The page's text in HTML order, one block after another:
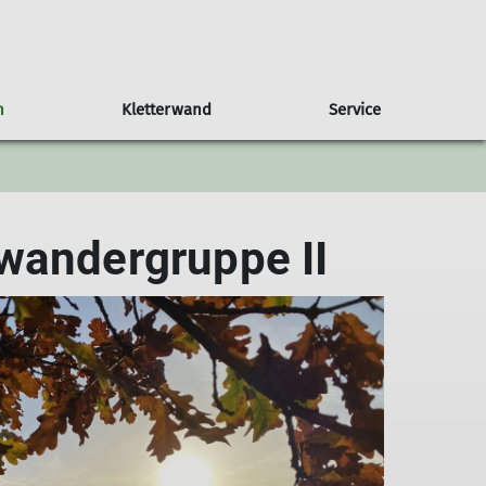
Unsere Arbeitsgebiete
Goldberg
Archiv
Bergsport
Mountainbike
Bergsteigen
Skitouren
Schneeschuhbergsteigen
Wandern
Kletterwand Service
Verleihartikel Webshop
II